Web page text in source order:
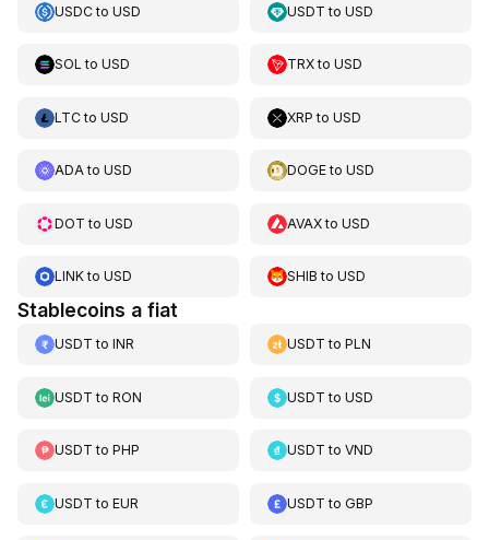
USDCto USD USDT toUSD
SOL to USD TRXtoUSD
LTCto USD XRP toUSD
ADAto USD DOGEtoUSD
DOT to USD AVAXtoUSD
LINKto USD SHIB toUSD
Stablecoins a fiat
USDT to INR USDT toPLN
USDT to RON USDT toUSD
USDT to PHP USDT toVND
USDT to EUR USDT toGBP